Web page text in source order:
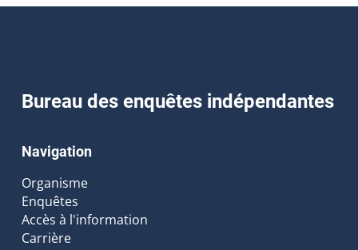
Bureau des enquêtes indépendantes
Navigation
Organisme
Enquêtes
Accès à l'information
Carrière